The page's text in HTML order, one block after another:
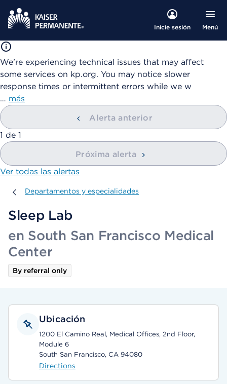
Inicie sesión Menú
We're experiencing technical issues that may affect
some services on kp.org. You may notice slower
response times or intermittent errors while we w
… más
Alerta anterior
mostrando
1 de 1
Próxima alerta
Ver todas las alertas
Departamentos y especialidades
Departamentos y especialidades
Sleep Lab
en South San Francisco Medical
Center
By referral only
Ubicación
1200 El Camino Real, Medical Offices, 2nd Floor,
Module 6
South San Francisco, CA 94080
Directions